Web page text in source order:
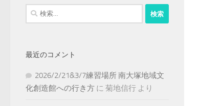
検
索:
最近のコメント
2026/2/21&3/7練習場所 南大塚地域文
化創造館への行き方 に 菊地信行 より